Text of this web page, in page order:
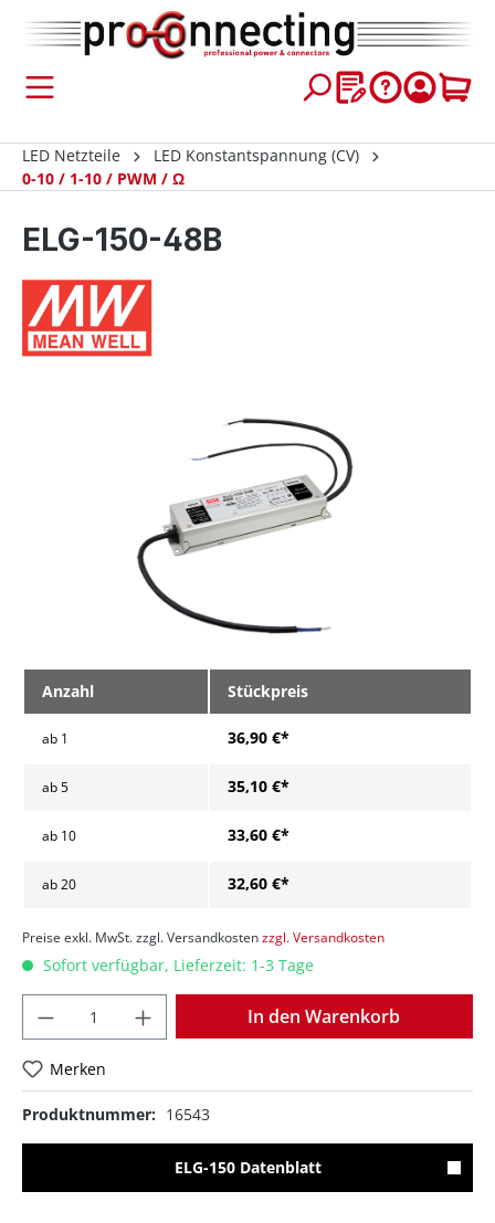
springen
LED Netzteile
LED Konstantspannung (CV)
0-10 / 1-10 / PWM / Ω
ELG-150-48B
Anzahl Stückpreis
ab 1 36,90 €*
ab5 35,10 €*
ab 10 33,60 €*
ab20 32,60 €*
Preise exkl. MwSt. zzgl. Versandkostenzzgl. Versandkosten
Sofort verfügbar, Lieferzeit: 1-3 Tage
In den Warenkorb
Merken
Produktnummer: 16543
ELG-150 Datenblatt